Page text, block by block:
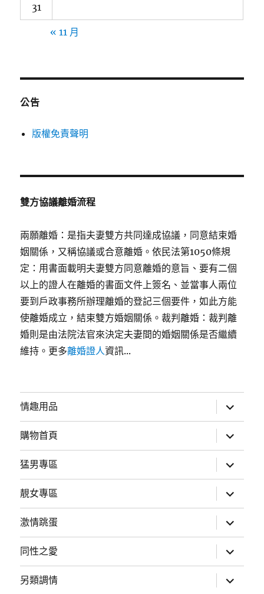
31
« 11 月
公告
版權免責聲明
雙方協議離婚流程
兩願離婚：是指夫妻雙方共同達成協議，同意結束婚
姻關係，又稱協議或合意離婚。依民法第1050條規
定：用書面載明夫妻雙方同意離婚的意旨、要有二個
以上的證人在離婚的書面文件上簽名、並當事人兩位
要到戶政事務所辦理離婚的登記三個要件，如此方能
使離婚成立，結束雙方婚姻關係。裁判離婚：裁判離
婚則是由法院法官來決定夫妻間的婚姻關係是否繼續
維持。更多離婚證人資訊...
情趣用品
展
開
子
選
單
購物首頁
展
開
子
選
單
猛男專區
展
開
子
選
單
靚女專區
展
開
子
選
單
激情跳蛋
展
開
子
選
單
同性之愛
展
開
子
選
單
另類調情
展
開